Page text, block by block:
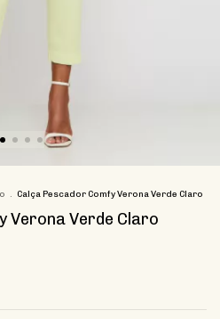
. Calça Pescador Comfy Verona Verde Claro
Verona Verde Claro